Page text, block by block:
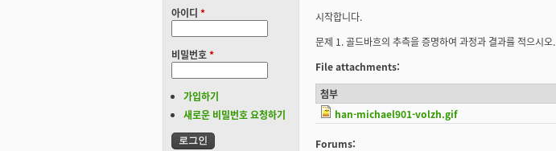
시작합니다.
문제 1. 골드바흐의 추측을 증명하여 과정과 결과를 적으시오.
File attachments:
첨부
han-michael901-volzh.gif
Forums:
아이디 *
비밀번호*
가입하기
새로운 비밀번호 요청하기